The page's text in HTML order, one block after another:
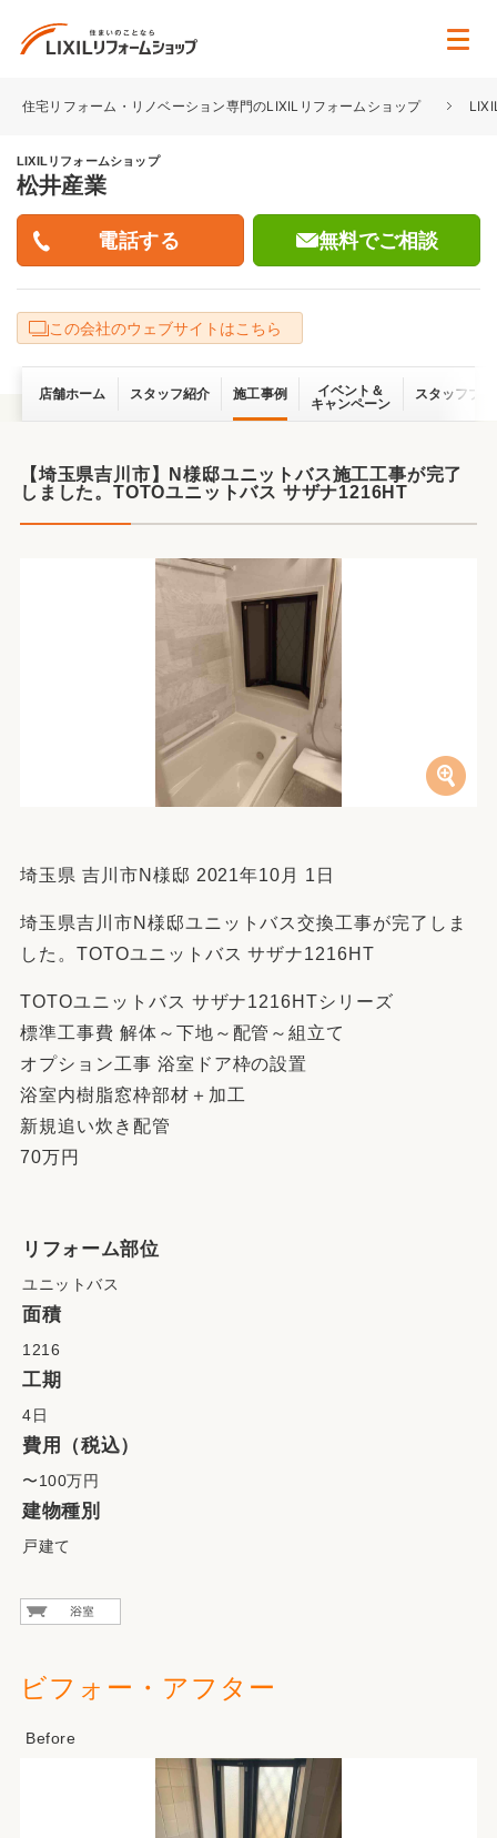
住宅リフォーム・リノベーション専門のLIXILリフォームショップ
LIXILリフォームショップ
松井産業
無料でご相談
この会社のウェブサイトはこちら
店舗ホーム スタッフ紹介 施工事例
イベント＆
キャンペーン
スタッフブ
【埼玉県吉川市】N様邸ユニットバス施工工事が完了
しました。TOTOユニットバス サザナ1216HT
埼玉県 吉川市N様邸 2021年10月 1日
埼玉県吉川市N様邸ユニットバス交換工事が完了しま
した。TOTOユニットバス サザナ1216HT
TOTOユニットバス サザナ1216HTシリーズ
標準工事費 解体～下地～配管～組立て
オプション工事 浴室ドア枠の設置
浴室内樹脂窓枠部材＋加工
新規追い炊き配管
70万円
リフォーム部位
ユニットバス
面積
1216
工期
4日
費用（税込）
〜100万円
建物種別
戸建て
ビフォー・アフター